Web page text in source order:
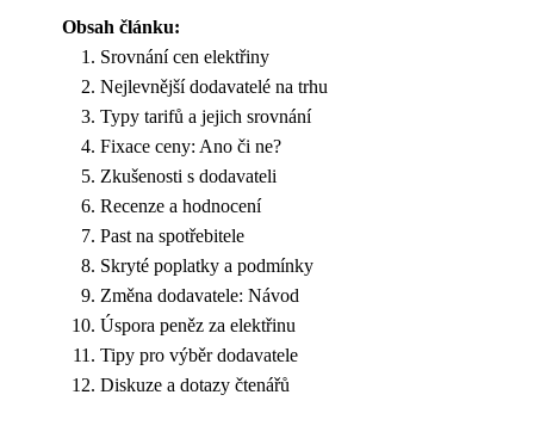
Obsah článku:
Srovnání cen elektřiny
Nejlevnější dodavatelé na trhu
Typy tarifů a jejich srovnání
Fixace ceny: Ano či ne?
Zkušenosti s dodavateli
Recenze a hodnocení
Past na spotřebitele
Skryté poplatky a podmínky
Změna dodavatele: Návod
Úspora peněz za elektřinu
Tipy pro výběr dodavatele
Diskuze a dotazy čtenářů